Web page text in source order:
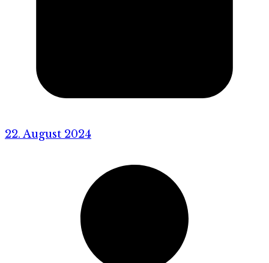
22. August 2024